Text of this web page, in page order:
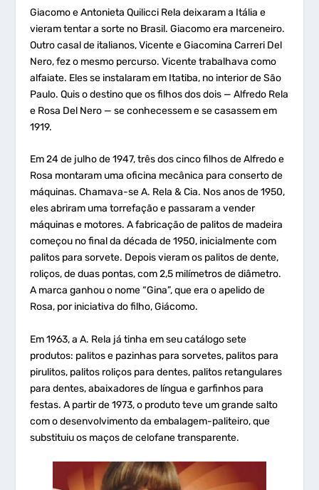
Giacomo e Antonieta Quilicci Rela deixaram a Itália e
vieram tentar a sorte no Brasil. Giacomo era marceneiro.
Outro casal de italianos, Vicente e Giacomina Carreri Del
Nero, fez o mesmo percurso. Vicente trabalhava como
alfaiate. Eles se instalaram em Itatiba, no interior de São
Paulo. Quis o destino que os filhos dos dois — Alfredo Rela
e Rosa Del Nero — se conhecessem e se casassem em
1919.
Em 24 de julho de 1947, três dos cinco filhos de Alfredo e
Rosa montaram uma oficina mecânica para conserto de
máquinas. Chamava-se A. Rela & Cia. Nos anos de 1950,
eles abriram uma torrefação e passaram a vender
máquinas e motores. A fabricação de palitos de madeira
começou no final da década de 1950, inicialmente com
palitos para sorvete. Depois vieram os palitos de dente,
roliços, de duas pontas, com 2,5 milímetros de diâmetro.
A marca ganhou o nome “Gina”, que era o apelido de
Rosa, por iniciativa do filho, Giácomo.
Em 1963, a A. Rela já tinha em seu catálogo sete
produtos: palitos e pazinhas para sorvetes, palitos para
pirulitos, palitos roliços para dentes, palitos retangulares
para dentes, abaixadores de língua e garfinhos para
festas. A partir de 1973, o produto teve um grande salto
com o desenvolvimento da embalagem-paliteiro, que
substituiu os maços de celofane transparente.